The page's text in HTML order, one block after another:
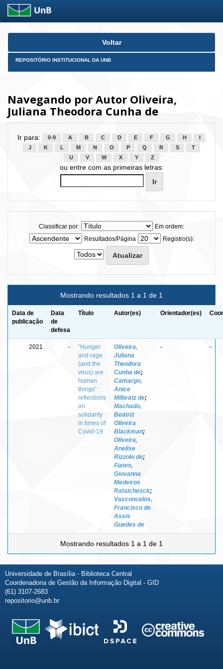
Skip
Voltar
REPOSITÓRIO INSTITUCIONAL DA UNB
Navegando por Autor Oliveira,
Juliana Theodora Cunha de
Ir para: 0-9 A B C D E F G H
J
K L M N O P Q R S
T
U
V W X Y Z
ou entre com as primeiras letras:
Classificar por:
Em ordem:
Resultados/Página
Registro(s):
Mostrando resultados 1 a 1 de 1
Data de
publicação
Data
de
defesa
Título Autor(es) Orientador(es)
2021 -
”Hunger
and rage
(and the
virus) are
human
things” :
reflections
on
solidarity
in times of
Covid-19
Oliveira,
Juliana
Theodora
Cunha de;
Camargo,
Anice
Milbratz de;
Machado,
Beatriz
Oliveira
Blackman;
Oliveira,
Anelise
Rizzolo de;
Fiates,
Giovanna
Medeiros
Rataichesck;
Vasconcelos,
Francisco de
Assis
Guedes de
- -
Mostrando resultados 1 a 1 de 1
Universidade de Brasília - Biblioteca Central
Coordenadoria de Gestão da Informação Digital - GID
(61) 3107-2683
repositorio@unb.br